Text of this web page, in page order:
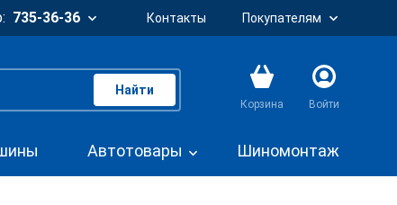
735-36-36 Контакты Покупателям
Найти
Корзина Войти
Автотовары Шиномонтаж